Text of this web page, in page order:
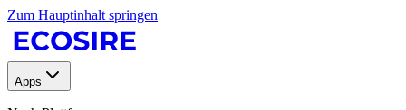
Zum Hauptinhalt springen
Apps